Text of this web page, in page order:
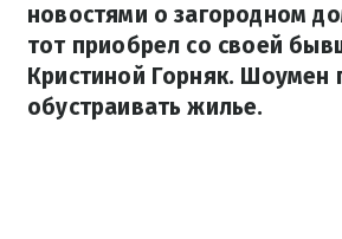
новостями о загородном
тот приобрел со своей
Кристиной Горняк. Шоумен
обустраивать жилье.